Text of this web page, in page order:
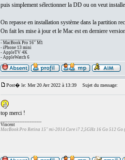
puis simplement sélectionner la DD ou on veut
On repasse en installation système dans la partition
On fait les mise à jour et le Mac est en derniere
- MacBook Pro 16" M1
- iPhone 13 mini
- AppleTV 4K
- AppleWatch 6
Post� le: Mer 20 Avr 2022 à 13:39 Sujet du message:
top merci !
Vincent
MacBook Pro Retina 15" mi-2014 Core i7 2,5GHz 16 Go 512 Go